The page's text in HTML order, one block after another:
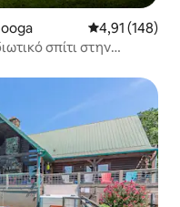
Μέση
4,91 (148)
σπίτι στην